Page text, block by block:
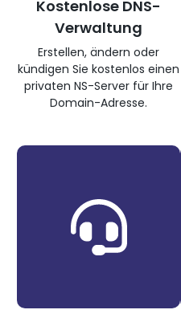
Kostenlose DNS-
Verwaltung
Erstellen, ändern oder
kündigen Sie kostenlos einen
privaten NS-Server für Ihre
Domain-Adresse.